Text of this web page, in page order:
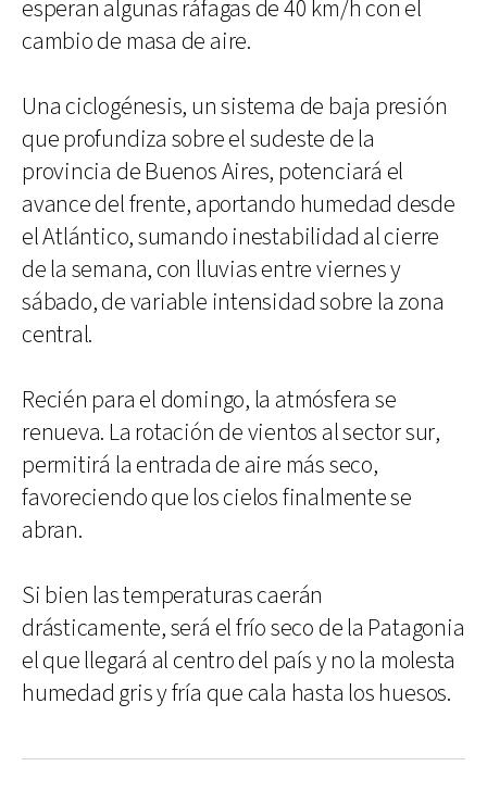
esperan algunas ráfagas de 40 km/h con el
cambio de masa de aire.
Una ciclogénesis, un sistema de baja presión
que profundiza sobre el sudeste de la
provincia de Buenos Aires, potenciará el
avance del frente, aportando humedad desde
el Atlántico, sumando inestabilidad al cierre
de la semana, con lluvias entre viernes y
sábado, de variable intensidad sobre la zona
central.
Recién para el domingo, la atmósfera se
renueva. La rotación de vientos al sector sur,
permitirá la entrada de aire más seco,
favoreciendo que los cielos finalmente se
abran.
Si bien las temperaturas caerán
drásticamente, será el frío seco de la Patagonia
el que llegará al centro del país y no la molesta
humedad gris y fría que cala hasta los huesos.